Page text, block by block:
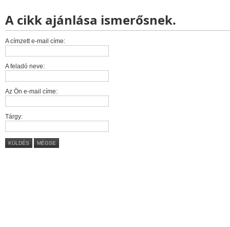
A cikk ajánlása ismerősnek.
A címzett e-mail címe:
A feladó neve:
Az Ön e-mail címe:
Tárgy:
KÜLDÉS MÉGSE